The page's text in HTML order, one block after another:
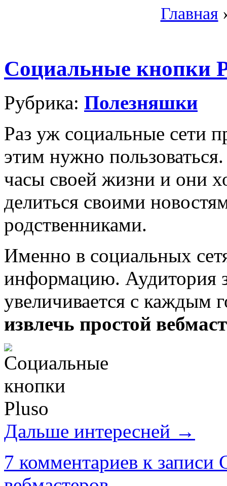
Главная
Социальные кнопки
Рубрика: Полезняшки
Раз уж социальные сети
этим нужно
часы своей жизни и они
делиться своими
родственниками.
Именно в социальных
информацию. Аудитория
увеличивается с каждым
извлечь простой
Дальше интересней →
7 комментариев к записи